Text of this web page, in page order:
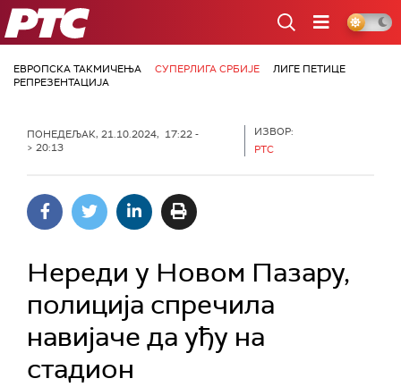
РТС
ЕВРОПСКА ТАКМИЧЕЊА СУПЕРЛИГА СРБИЈЕ
ЛИГЕ ПЕТИЦЕ
РЕПРЕЗЕНТАЦИЈА
ПОНЕДЕЉАК, 21.10.2024, 17:22 -
> 20:13
ИЗВОР:
РТС
Нереди у Новом Пазару,
полиција спречила
навијаче да уђу на
стадион